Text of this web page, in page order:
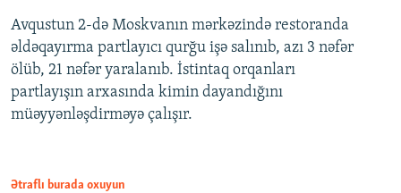
Avqustun 2-də Moskvanın mərkəzində restoranda
əldəqayırma partlayıcı qurğu işə salınıb, azı 3 nəfər
ölüb, 21 nəfər yaralanıb. İstintaq orqanları
partlayışın arxasında kimin dayandığını
müəyyənləşdirməyə çalışır.
Ətraflı burada oxuyun